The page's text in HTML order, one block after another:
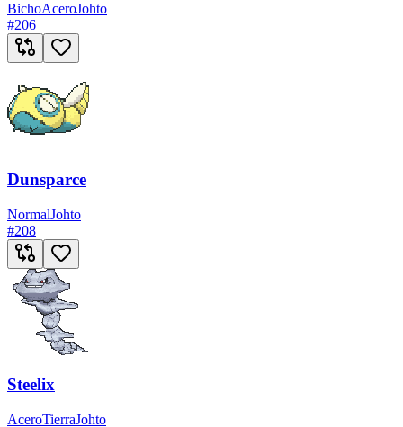
BichoAceroJohto
#206
Dunsparce
NormalJohto
#208
Steelix
AceroTierraJohto